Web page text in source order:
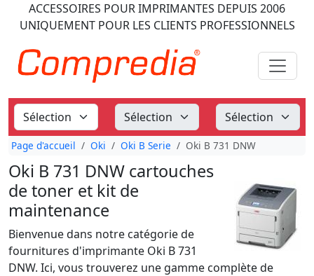
ACCESSOIRES POUR IMPRIMANTES DEPUIS 2006
UNIQUEMENT POUR LES CLIENTS PROFESSIONNELS
Page d'accueil Oki Oki B Serie Oki B 731 DNW
Oki B 731 DNW cartouches
de toner et kit de
maintenance
Bienvenue dans notre catégorie de
fournitures d'imprimante Oki B 731
DNW. Ici, vous trouverez une gamme complète de